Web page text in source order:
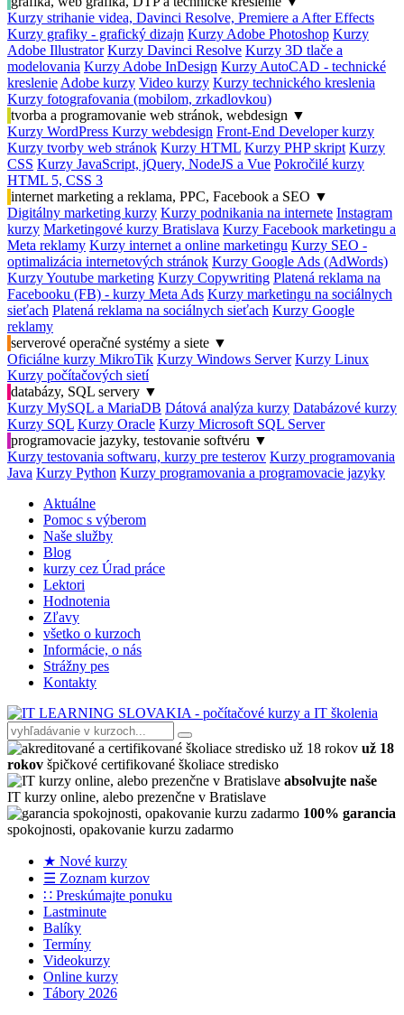
Kurzy strihanie videa, Davinci Resolve, Premiere a After Effects
Kurzy grafiky - grafický dizajn Kurzy Adobe Photoshop Kurzy
Adobe Illustrator Kurzy Davinci Resolve Kurzy 3D tlače a
modelovania Kurzy Adobe InDesign Kurzy AutoCAD - technické
kreslenie Adobe kurzy Video kurzy Kurzy technického kreslenia
Kurzy fotografovania (mobilom, zrkadlovkou)
tvorba a programovanie web stránok, webdesign ▼
Kurzy WordPress Kurzy webdesign Front-End Developer kurzy
Kurzy tvorby web stránok Kurzy HTML Kurzy PHP skript Kurzy
CSS Kurzy JavaScript, jQuery, NodeJS a Vue Pokročilé kurzy
HTML 5, CSS 3
internet marketing a reklama, PPC, Facebook a SEO ▼
Digitálny marketing kurzy Kurzy podnikania na internete Instagram
kurzy Marketingové kurzy Bratislava Kurzy Facebook marketingu a
Meta reklamy Kurzy internet a online marketingu Kurzy SEO -
optimalizácia internetových stránok Kurzy Google Ads (AdWords)
Kurzy Youtube marketing Kurzy Copywriting Platená reklama na
Facebooku (FB) - kurzy Meta Ads Kurzy marketingu na sociálnych
sieťach Platená reklama na sociálnych sieťach Kurzy Google
reklamy
serverové operačné systémy a siete ▼
Oficiálne kurzy MikroTik Kurzy Windows Server Kurzy Linux
Kurzy počítačových sietí
databázy, SQL servery ▼
Kurzy MySQL a MariaDB Dátová analýza kurzy Databázové kurzy
Kurzy SQL Kurzy Oracle Kurzy Microsoft SQL Server
programovacie jazyky, testovanie softvéru ▼
Kurzy testovania softwaru, kurzy pre testerov Kurzy programovania
Java Kurzy Python Kurzy programovania a programovacie jazyky
Aktuálne
Pomoc s výberom
Naše služby
Blog
kurzy cez Úrad práce
Lektori
Hodnotenia
Zľavy
všetko o kurzoch
Informácie, o nás
Strážny pes
Kontakty
už 18
rokov špičkové certifikované školiace stredisko
absolvujte naše
IT kurzy online, alebo prezenčne v Bratislave
100% garancia
spokojnosti, opakovanie kurzu zadarmo
★ Nové kurzy
☰ Zoznam kurzov
∷ Preskúmajte ponuku
Lastminute
Balíky
Termíny
Videokurzy
Online kurzy
Tábory 2026